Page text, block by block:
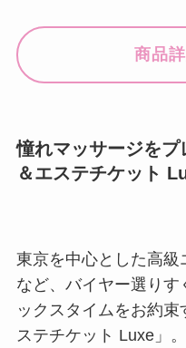
商品
憧れマッサージを
＆エステチケット
東京を中心とした高
など、バイヤー選りす
ックスタイムをお約
ステチケット Luxe」